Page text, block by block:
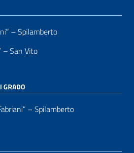
– Spilamberto
– San Vito
GRADO
– Spilamberto